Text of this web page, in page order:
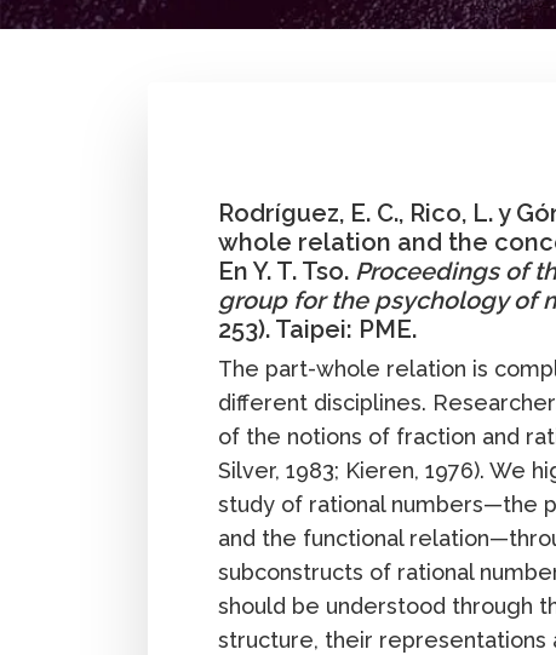
Rodríguez, E. C., Rico, L. y
whole relation and the
En Y. T. Tso. Proceedings of
group for the psychology of
253). Taipei: PME.
The part-whole relation is
different disciplines.
of the notions of fraction and
Silver, 1983; Kieren, 1976). We
study of rational numbers—the
and the functional
subconstructs of rational
should be understood through
structure, their representations